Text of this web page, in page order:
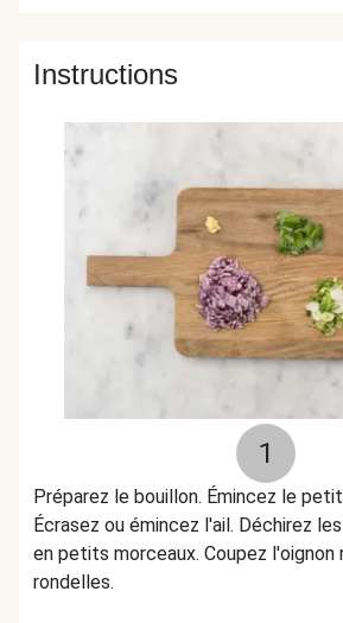
Instructions
1
Préparez le bouillon. Émincez le
Écrasez ou émincez l'ail. Déchirez
en petits morceaux. Coupez l'oignon
rondelles.